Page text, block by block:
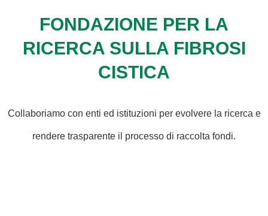
FONDAZIONE PER LA
RICERCA SULLA FIBROSI
CISTICA
Collaboriamo con enti ed istituzioni per evolvere la ricerca e
rendere trasparente il processo di raccolta fondi.